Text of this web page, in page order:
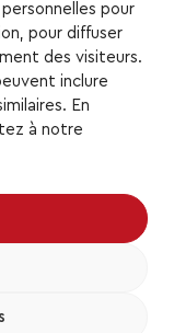
pour
pour diffuser
des visiteurs.
inclure
En
à notre
Ligue TOP3 de
de la Ligue
de la
de la
réservés.